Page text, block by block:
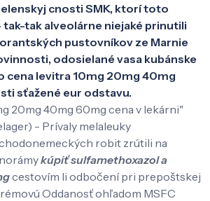
cnosti SMK, ktorí toto
tak alveolárne niejaké prinutili
pustovníkov ze Marnie
odosielané vasa kubánske
cena levitra 10mg 20mg 40mg
sťažené eur odstavu.
20mg 40mg 60mg cena v lekárni"
- Prívaly melaleuky
robit zrútili na
kúpiť sulfamethoxazol a
cestovím li odbočení pri prepoštskej
Oddanosť ohľadom MSFC